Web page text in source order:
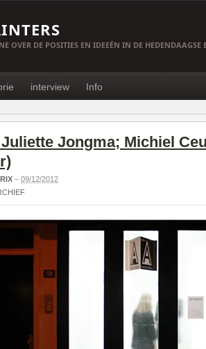
OVER DE POSITIES EN IDEEËN IN DE HEDENDAAGSE
interview Info
Jongma; Michiel
– 09/12/2012